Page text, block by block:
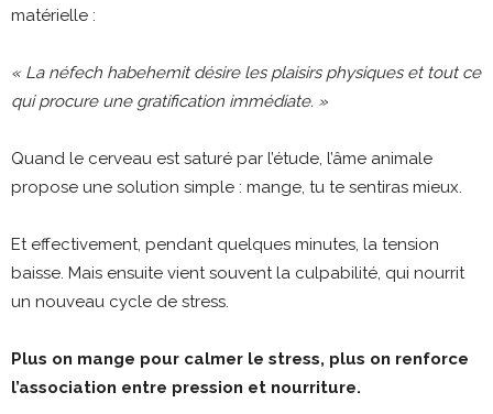
matérielle :
« La néfech habehemit désire les plaisirs physiques et tout ce
qui procure une gratification immédiate. »
Quand le cerveau est saturé par l’étude, l’âme animale
propose une solution simple : mange, tu te sentiras mieux.
Et effectivement, pendant quelques minutes, la tension
baisse. Mais ensuite vient souvent la culpabilité, qui nourrit
un nouveau cycle de stress.
Plus on mange pour calmer le stress, plus on renforce
l’association entre pression et nourriture.